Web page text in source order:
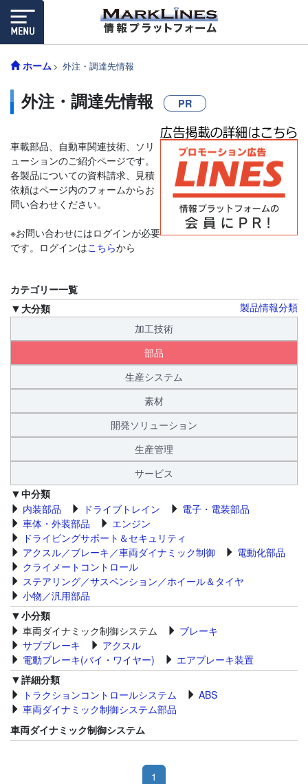
ホーム 外注・調達先情報
外注・調達先情報 PR
車載部品、自動車関連技術、ソリ
ューションのご紹介ページです。
各製品についての資料請求、見積
依頼はページ内のフォームからお
問い合わせください。
※お問い合わせにはログインが必要
です。ログインはこちらから
カテゴリー一覧
製品情報分類
大分類
加工技術
部品
生産システム
素材
開発ソリューション
生産管理
サービス
中分類
内装部品
ドライブトレイン
電子・電装部品
車体・外装部品
エンジン
ドライビングサポート＆セキュリティ
アクスル／ブレーキ／車両ダイナミック制御
電動化部品
クライメートコントロール
ステアリング／サスペンション／ホイール＆タイヤ
小物／汎用部品
小分類
車両ダイナミック制御システム
ブレーキ
サブブレーキ
アクスル
電動ブレーキ(バイ・ワイヤー)
エアブレーキ装置
詳細分類
トラクションコントロールシステム
ABS
車両ダイナミック制御システム部品
車両ダイナミック制御システム
1